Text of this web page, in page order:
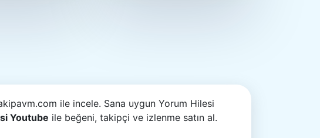
ile incele. Sana uygun Yorum Hilesi
Youtube ile beğeni, takipçi ve izlenme satın al.